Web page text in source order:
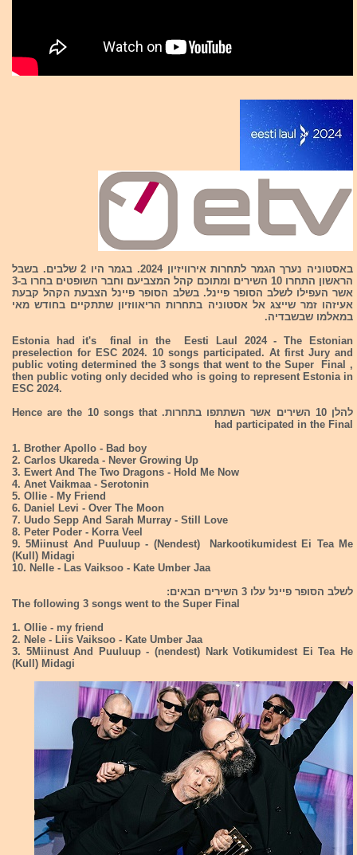
באסטוניה נערך הגמר לתחרות אירוויזיון 2024. בגמר היו 2 שלבים. בשבל
הראשון התחרו 10 השירים ומתוכם קהל המצביעם וחבר השופטים בחרו ב-3
אשר העפילו לשלב הסופר פיינל. בשלב הסופר פיינל הצבעת הקהל קבעת
אעיזהו זמר שייצג אל אסטוניה בתחרות הריאווזיון שתתקיים בחודש מאי
במאלמו שבשבדיה.
Estonia had it's final in the Eesti Laul 2024 - The Estonian
preselection for ESC 2024. 10 songs participated. At first Jury and
public voting determined the 3 songs that went to the Super Final ,
then public voting only decided who is going to represent Estonia in
ESC 2024.
להלן 10 השירים אשר השתתפו בתחרות. Hence are the 10 songs that
had participated in the Final
1. Brother Apollo - Bad boy
2. Carlos Ukareda - Never Growing Up
3. Ewert And The Two Dragons - Hold Me Now
4. Anet Vaikmaa - Serotonin
5. Ollie - My Friend
6. Daniel Levi - Over The Moon
7. Uudo Sepp And Sarah Murray - Still Love
8. Peter Poder - Korra Veel
9. 5Miinust And Puuluup - (Nendest) Narkootikumidest Ei Tea Me
(Kull) Midagi
10. Nelle - Las Vaiksoo - Kate Umber Jaa
לשלב הסופר פיינל עלו 3 השירים הבאים:
The following 3 songs went to the Super Final
1. Ollie - my friend
2. Nele - Liis Vaiksoo - Kate Umber Jaa
3. 5Miinust And Puuluup - (nendest) Nark Votikumidest Ei Tea He
(Kull) Midagi